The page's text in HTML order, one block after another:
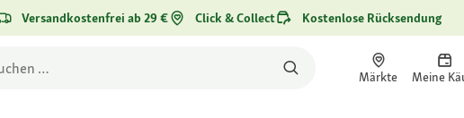
Versandkostenfrei ab 29 € Click & Collect Kostenlose Rücksendung
Märkte Meine